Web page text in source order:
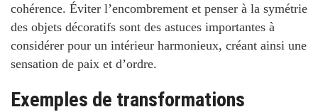
cohérence. Éviter l’encombrement et penser à la symétrie
des objets décoratifs sont des astuces importantes à
considérer pour un intérieur harmonieux, créant ainsi une
sensation de paix et d’ordre.
Exemples de transformations